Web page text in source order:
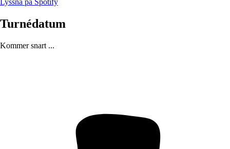
Lyssna på Spotify
Turnédatum
Kommer snart ...